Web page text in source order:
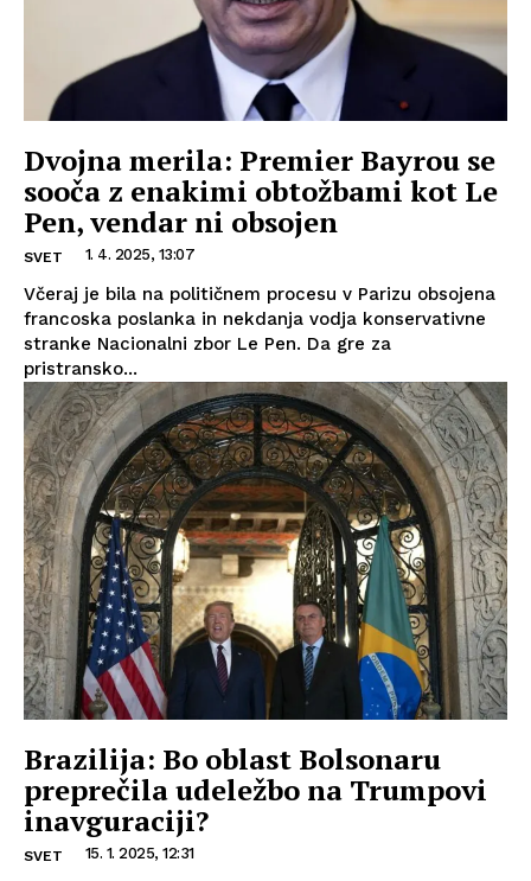
Dvojna merila: Premier Bayrou se
sooča z enakimi obtožbami kot Le
Pen, vendar ni obsojen
SVET 1. 4. 2025, 13:07
Včeraj je bila na političnem procesu v Parizu obsojena
francoska poslanka in nekdanja vodja konservativne
stranke Nacionalni zbor Le Pen. Da gre za
pristransko...
Brazilija: Bo oblast Bolsonaru
preprečila udeležbo na Trumpovi
inavguraciji?
SVET 15. 1. 2025, 12:31